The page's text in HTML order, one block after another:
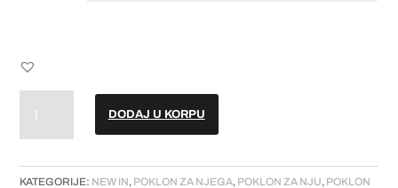
tanjir
//
od
DODAJ U KORPU
KATEGORIJE: NEW IN, POKLON ZA NJEGA, POKLON ZA NJU, POKLON